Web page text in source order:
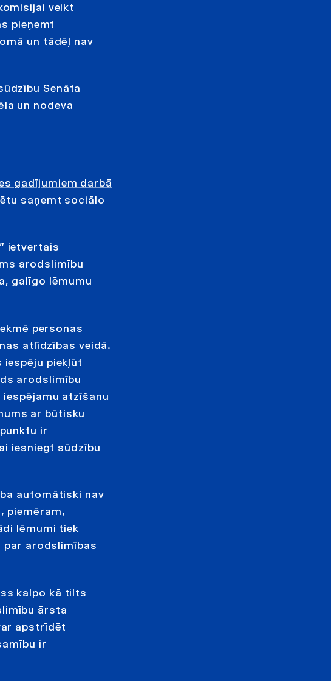
veikt
pieņemt
un tādēļ nav
Senāta
un nodeva
gadījumiem darbā
saņemt sociālo
ietvertais
arodslimību
galīgo lēmumu
personas
atlīdzības veidā.
piekļūt
arodslimību
atzīšanu
ar būtisku
ir
iesniegt sūdzību
automātiski nav
piemēram,
lēmumi tiek
arodslimības
kalpo kā tilts
ārsta
apstrīdēt
ir